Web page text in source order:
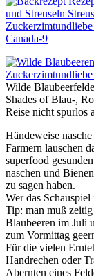
Wilde
Shades of Blau-,
Reise nicht spurlos
Händeweise
Farmern lauschen
superfood
naschen und
zu sagen haben.
Wer das
Tip: man muß
Blaubeeren im Juli
zum Vormittag
Für die vielen
Handrechen oder
Abernten eines